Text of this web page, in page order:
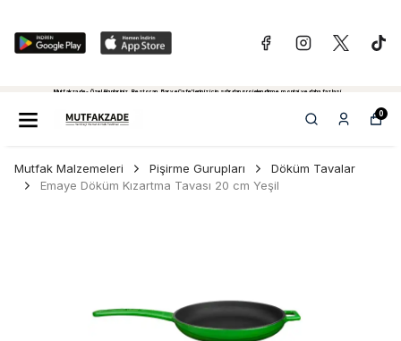
Mutfakzade - Özel Alanlariniz, Restoran, Bar ve Cafe'leriniz için sıfırdan projelendirme, montaj ve daha fazlasi...
0
Mutfak Malzemeleri Pişirme Gurupları
Döküm Tavalar
Emaye Döküm Kızartma Tavası 20 cm Yeşil